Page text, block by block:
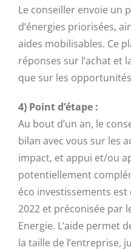
Le conseiller envoie un
d’énergies priorisées,
aides mobilisables. Ce
réponses sur l’achat et
que sur les
4) Point d’étape :
Au bout d’un an, le
bilan avec vous sur les
impact, et appui et/ou
potentiellement
éco investissements
2022 et préconisée par
Energie. L’aide permet
la taille de l’entreprise,